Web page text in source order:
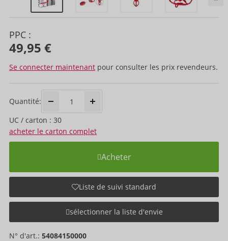
PPC :
49,95 €
Se connecter maintenant pour consulter les prix revendeurs.
Quantité:
UC / carton : 30
acheter le carton complet
Acheter
Liste de suivi standard
sélectionner la liste d'envie
N° d'art.: 54084150000